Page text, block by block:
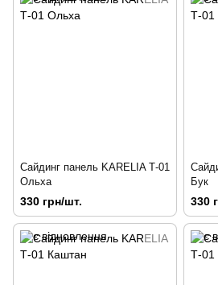
Сайдинг панель KARELIA Т-01
Ольха
330 грн/шт.
Бук
330